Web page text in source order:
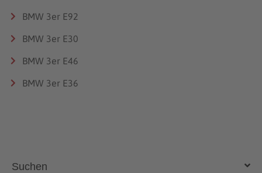
BMW 3er E92
BMW 3er E30
BMW 3er E46
BMW 3er E36
Suchen